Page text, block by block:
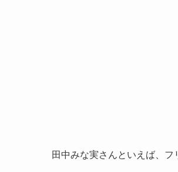
田中みな実さんといえば、フ